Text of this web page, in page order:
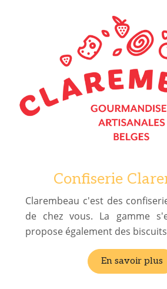
Confiserie
Clarembeau c'est des
de chez vous. La gamme
propose également des
En savoir plus